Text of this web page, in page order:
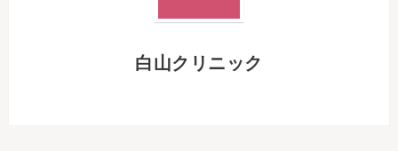
白山クリニック